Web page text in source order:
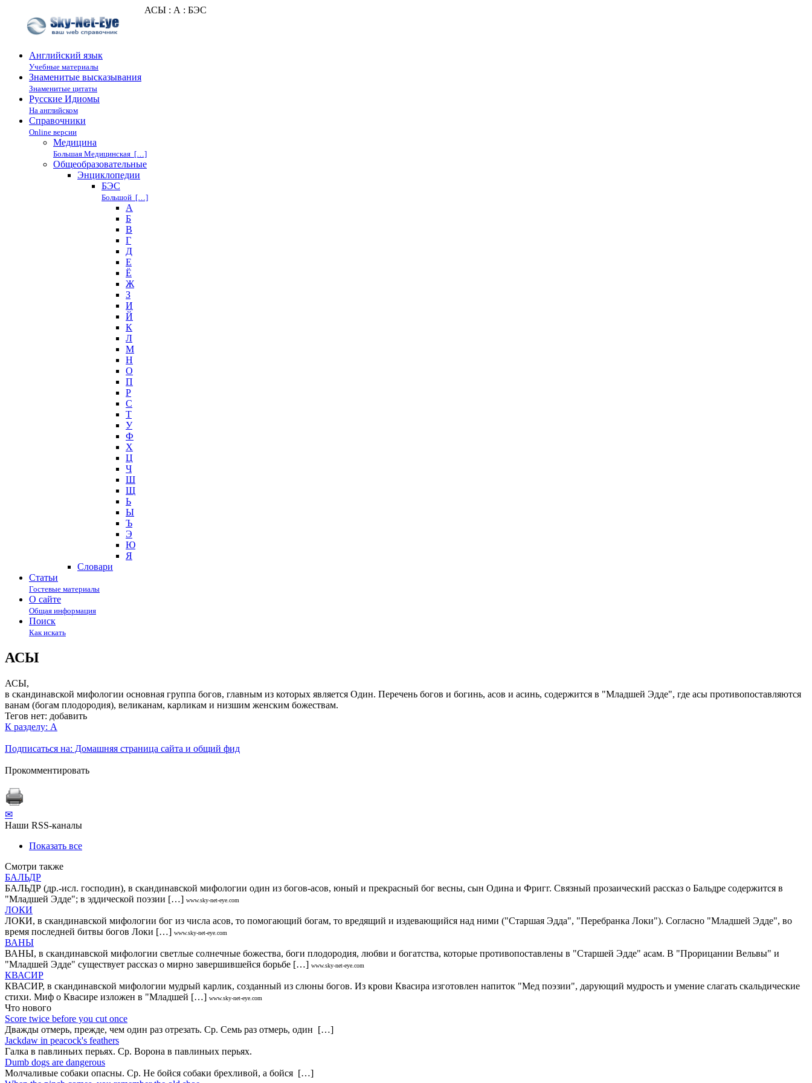
АСЫ : А : БЭС
Английский язык
Учебные материалы
Знаменитые высказывания
Знаменитые цитаты
Русские Идиомы
На английском
Справочники
Online версии
Медицина
Большая Медицинская […]
Общеобразовательные
Энциклопедии
БЭС
Большой […]
А
Б
В
Г
Д
Е
Ё
Ж
З
И
Й
К
Л
М
Н
О
П
Р
С
Т
У
Ф
Х
Ц
Ч
Ш
Щ
Ь
Ы
Ъ
Э
Ю
Я
Cловари
Статьи
Гостевые материалы
О сайте
Общая информация
Поиск
Как искать
АСЫ
АСЫ,
в скандинавской мифологии основная группа богов, главным из которых является Один. Перечень богов и богинь, асов и асинь, содержится в "Младшей Эдде", где асы противопоставляются
ванам (богам плодородия), великанам, карликам и низшим женским божествам.
Тегов нет: добавить
К разделу: А
Подписаться на: Домашняя страница сайта и общий фид
Прокомментировать
✉
Наши RSS-каналы
Показать все
Смотри также
БАЛЬДР
БАЛЬДР (др.-исл. господин), в скандинавской мифологии один из богов-асов, юный и прекрасный бог весны, сын Одина и Фригг. Связный прозаический рассказ о Бальдре содержится в
"Младшей Эдде"; в эддической поэзии […] www.sky-net-eye.com
ЛОКИ
ЛОКИ, в скандинавской мифологии бог из числа асов, то помогающий богам, то вредящий и издевающийся над ними ("Старшая Эдда", "Перебранка Локи"). Согласно "Младшей Эдде", во
время последней битвы богов Локи […] www.sky-net-eye.com
ВАНЫ
ВАНЫ, в скандинавской мифологии светлые солнечные божества, боги плодородия, любви и богатства, которые противопоставлены в "Старшей Эдде" асам. В "Прорицании Вельвы" и
"Младшей Эдде" существует рассказ о мирно завершившейся борьбе […] www.sky-net-eye.com
КВАСИР
КВАСИР, в скандинавской мифологии мудрый карлик, созданный из слюны богов. Из крови Квасира изготовлен напиток "Мед поэзии", дарующий мудрость и умение слагать скальдические
стихи. Миф о Квасире изложен в "Младшей […] www.sky-net-eye.com
Что нового
Score twice before you cut once
Дважды отмерь, прежде, чем один раз отрезать. Ср. Семь раз отмерь, один […]
Jackdaw in peacock's feathers
Галка в павлиньих перьях. Ср. Ворона в павлиньих перьях.
Dumb dogs are dangerous
Молчаливые собаки опасны. Ср. Не бойся собаки брехливой, а бойся […]